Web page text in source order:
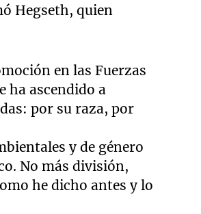
Hegseth, quien
en las Fuerzas
ha ascendido a
por su raza, por
y de género
No más división,
he dicho antes y lo